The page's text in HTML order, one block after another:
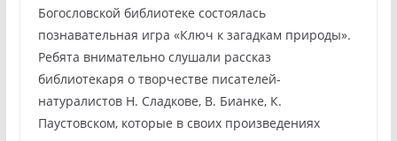
Богословской библиотеке состоялась
познавательная игра «Ключ к загадкам природы».
Ребята внимательно слушали рассказ
библиотекаря о творчестве писателей-
натуралистов Н. Сладкове, В. Бианке, К.
Паустовском, которые в своих произведениях